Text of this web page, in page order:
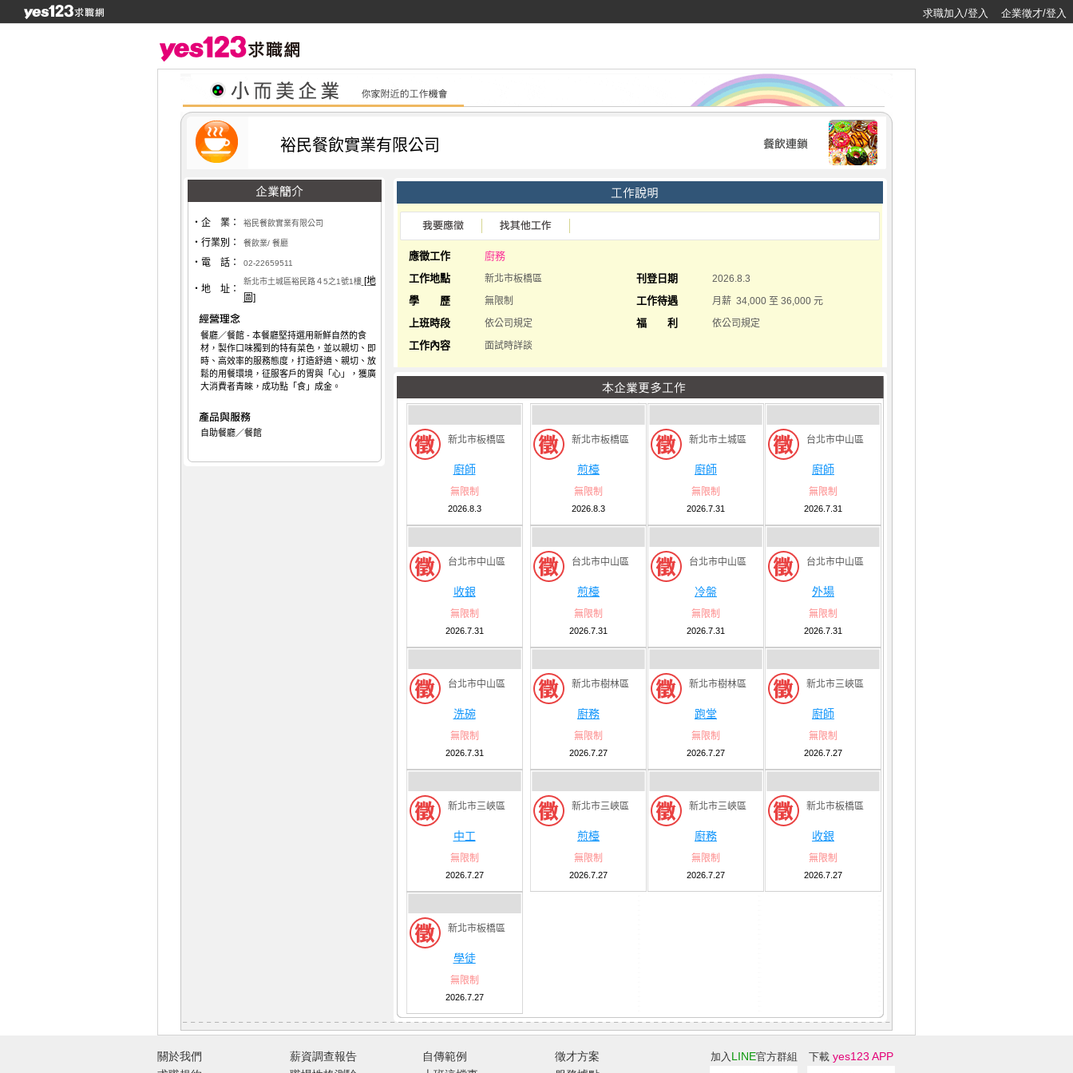
求職加入/登入 企業徵才/登入
裕民餐飲實業有限公司
‧企 業： 裕民餐飲實業有限公司
‧行業別： 餐飲業/ 餐廳
‧電 話： 02-22659511
‧地 址：
新北市土城區裕民路４5之1號1樓 [地
圖]
餐廳／餐館 - 本餐廳堅持選用新鮮自然的食
材，製作口味獨到的特有菜色，並以親切、即
時、高效率的服務態度，打造舒適、親切、放
鬆的用餐環境，征服客戶的胃與「心」，獲廣
大消費者青睞，成功點「食」成金。
自助餐廳／餐館
應徵工作
廚務
工作地點
新北市板橋區 刊登日期 2026.8.3
學 歷 無限制 工作待遇 月薪 34,000 至 36,000 元
上班時段 依公司規定 福 利 依公司規定
工作內容 面試時詳談
新北市板橋區
廚師
無限制
2026.8.3
新北市板橋區
煎檯
無限制
2026.8.3
新北市土城區
廚師
無限制
2026.7.31
台北市中山區
廚師
無限制
2026.7.31
台北市中山區
收銀
無限制
2026.7.31
台北市中山區
煎檯
無限制
2026.7.31
台北市中山區
冷盤
無限制
2026.7.31
台北市中山區
外場
無限制
2026.7.31
台北市中山區
洗碗
無限制
2026.7.31
新北市樹林區
廚務
無限制
2026.7.27
新北市樹林區
跑堂
無限制
2026.7.27
新北市三峽區
廚師
無限制
2026.7.27
新北市三峽區
中工
無限制
2026.7.27
新北市三峽區
煎檯
無限制
2026.7.27
新北市三峽區
廚務
無限制
2026.7.27
新北市板橋區
收銀
無限制
2026.7.27
新北市板橋區
學徒
無限制
2026.7.27
關於我們
薪資調查報告
自傳範例
徵才方案
加入 LINE官方群組 下載 yes123 APP